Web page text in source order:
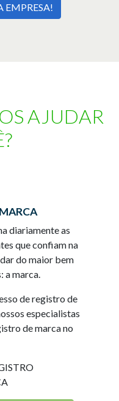
EMPRESA!
AJUDAR
diariamente as
que confiam na
do maior bem
a marca.
de registro de
especialistas
de marca no